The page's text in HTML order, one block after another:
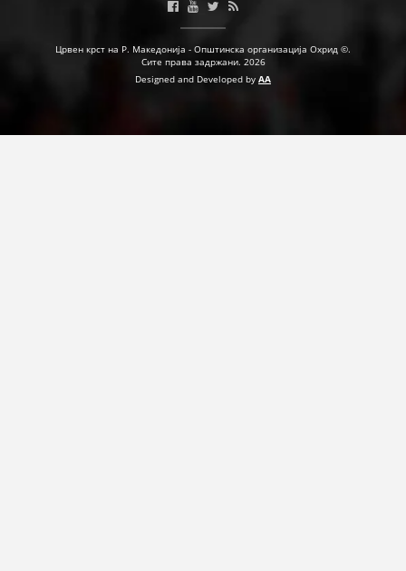
Црвен крст на Р. Македонија - Општинска организација Охрид ©.
Сите права задржани. 2026
Designed and Developed by AA